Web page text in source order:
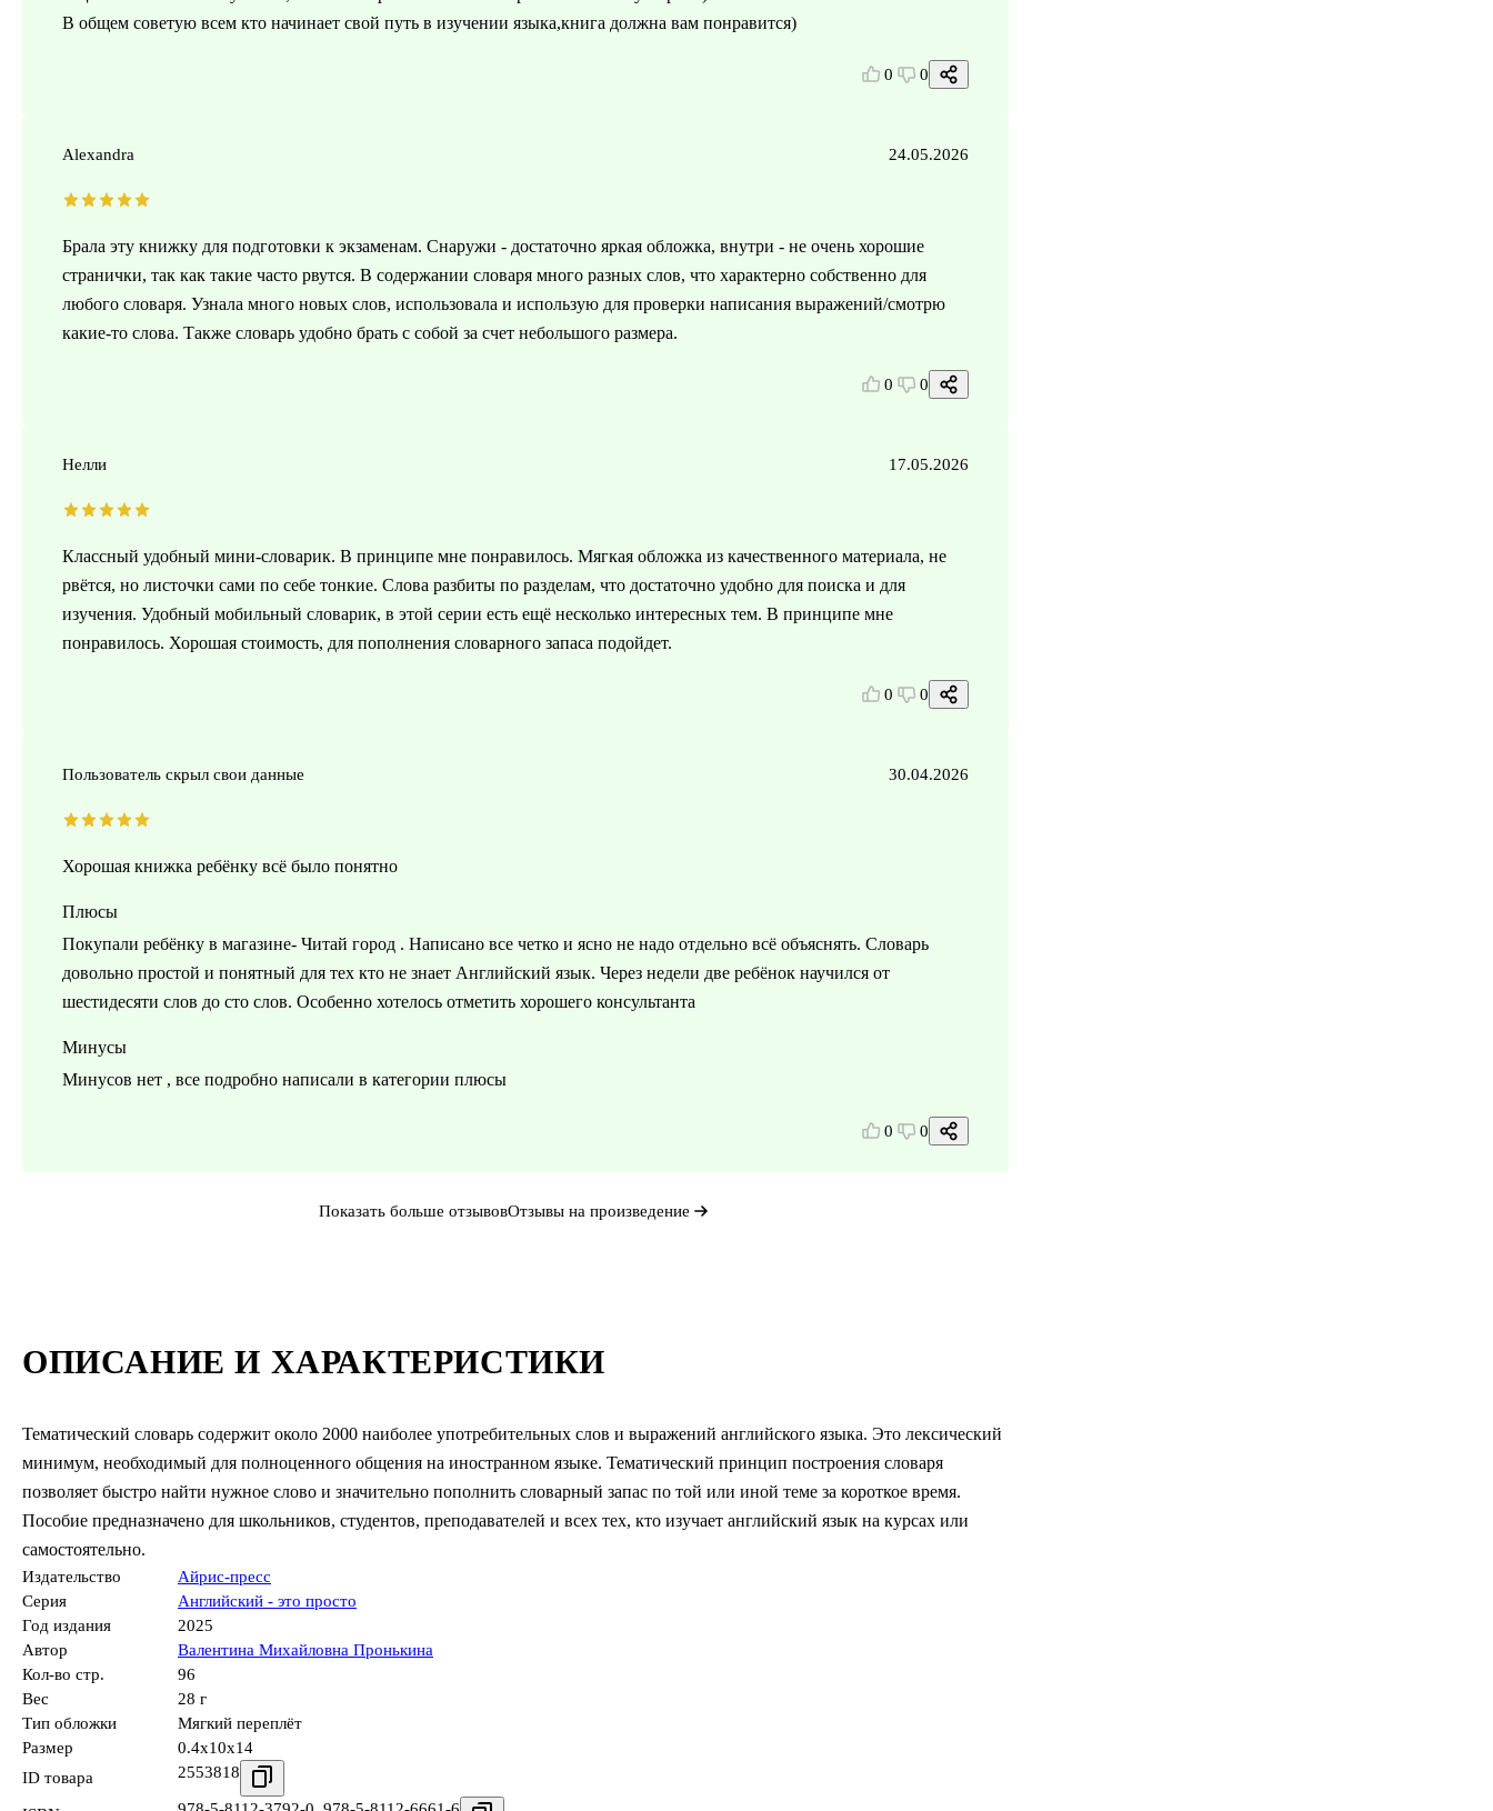
ОПИСАНИЕ И ХАРАКТЕРИСТИКИ
Тематический словарь содержит около 2000 наиболее употребительных слов и выражений английского языка. Это лексический
минимум, необходимый для полноценного общения на иностранном языке. Тематический принцип построения словаря
позволяет быстро найти нужное слово и значительно пополнить словарный запас по той или иной теме за короткое время.
Пособие предназначено для школьников, студентов, преподавателей и всех тех, кто изучает английский язык на курсах или
самостоятельно.
Издательство
Айрис-пресс
Серия
Английский - это просто
Год издания
2025
Автор
Валентина Михайловна Пронькина
Кол-во стр.
96
Вес
28 г
Тип обложки
Мягкий переплёт
Размер
0.4x10x14
ID товара
2553818
В общем советую всем кто начинает свой путь в изучении языка,книга должна вам понравится)
0 0
Alexandra 24.05.2026
Брала эту книжку для подготовки к экзаменам. Снаружи - достаточно яркая обложка, внутри - не очень хорошие
странички, так как такие часто рвутся. В содержании словаря много разных слов, что характерно собственно для
любого словаря. Узнала много новых слов, использовала и использую для проверки написания выражений/смотрю
какие-то слова. Также словарь удобно брать с собой за счет небольшого размера.
0 0
Нелли 17.05.2026
Классный удобный мини-словарик. В принципе мне понравилось. Мягкая обложка из качественного материала, не
рвётся, но листочки сами по себе тонкие. Слова разбиты по разделам, что достаточно удобно для поиска и для
изучения. Удобный мобильный словарик, в этой серии есть ещё несколько интересных тем. В принципе мне
понравилось. Хорошая стоимость, для пополнения словарного запаса подойдет.
0 0
Пользователь скрыл свои данные 30.04.2026
Хорошая книжка ребёнку всё было понятно
Плюсы
Покупали ребёнку в магазине- Читай город . Написано все четко и ясно не надо отдельно всё объяснять. Словарь
довольно простой и понятный для тех кто не знает Английский язык. Через недели две ребёнок научился от
шестидесяти слов до сто слов. Особенно хотелось отметить хорошего консультанта
Минусы
Минусов нет , все подробно написали в категории плюсы
0 0
Показать больше отзывовОтзывы на произведение